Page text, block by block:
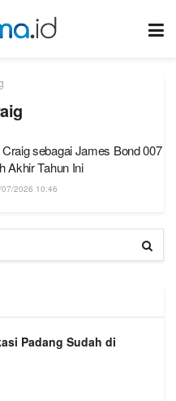
sebagai James Bond 007
Akhir Tahun Ini
2026 10:46
Padang Sudah di